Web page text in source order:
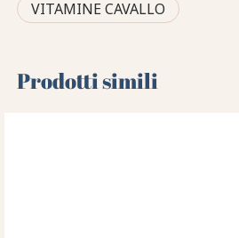
VITAMINE CAVALLO
Prodotti simili